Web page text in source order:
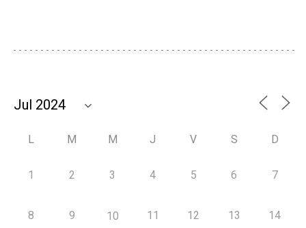
L M M J V S D
1 2 3 4 5 6 7
8 9 10 11 12 13 14